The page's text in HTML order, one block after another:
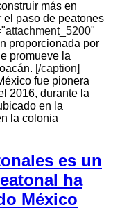
más en
el paso de peatones
proporcionada por
promueve la
[/caption]
fue pionera
2016, durante la
en la
la colonia
es un
ha
México